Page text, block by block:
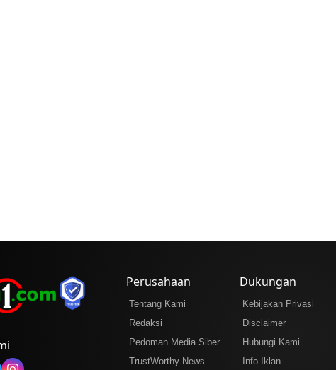
Perusahaan
Tentang Kami
Redaksi
Pedoman Media Siber
TrustWorthy News
Dukungan
Kebijakan Privasi
Disclaimer
Hubungi Kami
Info Iklan